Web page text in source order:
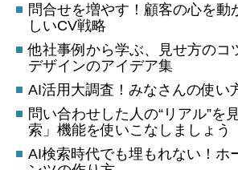
問合せを増やす！顧客の心を動
しいCV戦略
他社事例から学ぶ、見せ方の
デザインのアイデア集
AI活用大調査！みなさんの使い
問い合わせした人の“リアル”を
索」機能を使いこなしましょう
AI検索時代でも埋もれない！ホ